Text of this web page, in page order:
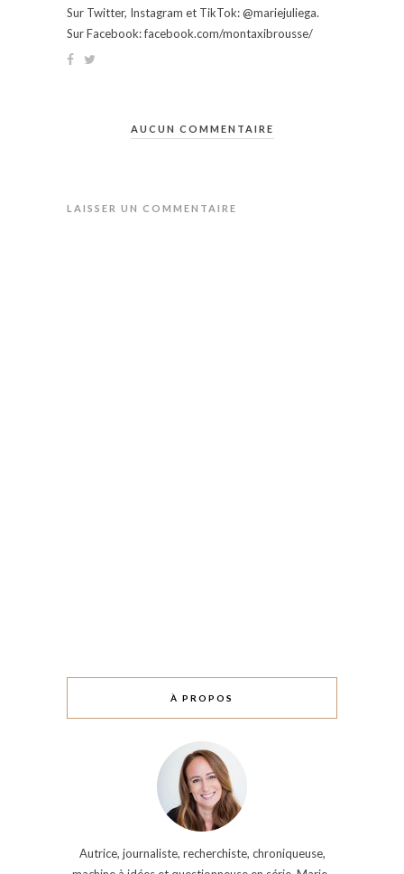
Sur Twitter, Instagram et TikTok: @mariejuliega.
Sur Facebook: facebook.com/montaxibrousse/
AUCUN COMMENTAIRE
LAISSER UN COMMENTAIRE
À PROPOS
Autrice, journaliste, recherchiste, chroniqueuse,